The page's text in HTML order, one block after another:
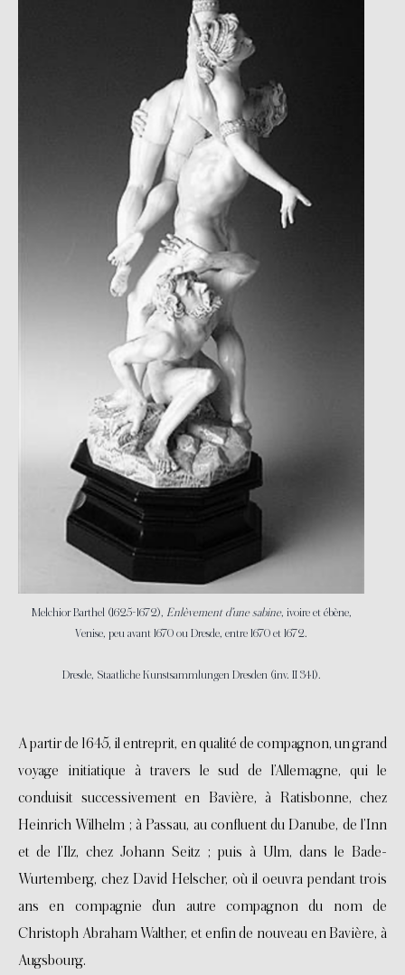
Melchior Barthel (1625-1672), Enlèvement d’une sabine, ivoire et ébène,
Venise, peu avant 1670 ou Dresde, entre 1670 et 1672.
Dresde, Staatliche Kunstsammlungen Dresden (inv. II 341).
A partir de 1645, il entreprit, en qualité de compagnon, un grand
voyage initiatique à travers le sud de l’Allemagne, qui le
conduisit successivement en Bavière, à Ratisbonne, chez
Heinrich Wilhelm ; à Passau, au confluent du Danube, de l’Inn
et de l’Ilz, chez Johann Seitz ; puis à Ulm, dans le Bade-
Wurtemberg, chez David Helscher, où il oeuvra pendant trois
ans en compagnie d’un autre compagnon du nom de
Christoph Abraham Walther, et enfin de nouveau en Bavière, à
Augsbourg.